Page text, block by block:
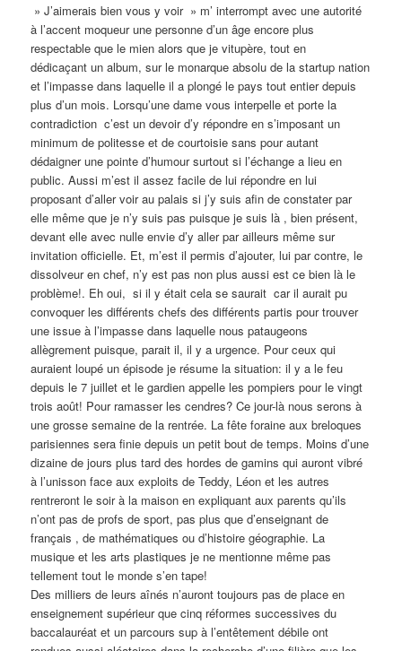
» J’aimerais bien vous y voir » m’ interrompt avec une autorité
à l’accent moqueur une personne d’un âge encore plus
respectable que le mien alors que je vitupère, tout en
dédicaçant un album, sur le monarque absolu de la startup nation
et l’impasse dans laquelle il a plongé le pays tout entier depuis
plus d’un mois. Lorsqu’une dame vous interpelle et porte la
contradiction c’est un devoir d’y répondre en s’imposant un
minimum de politesse et de courtoisie sans pour autant
dédaigner une pointe d’humour surtout si l’échange a lieu en
public. Aussi m’est il assez facile de lui répondre en lui
proposant d’aller voir au palais si j’y suis afin de constater par
elle même que je n’y suis pas puisque je suis là , bien présent,
devant elle avec nulle envie d’y aller par ailleurs même sur
invitation officielle. Et, m’est il permis d’ajouter, lui par contre, le
dissolveur en chef, n’y est pas non plus aussi est ce bien là le
problème!. Eh oui, si il y était cela se saurait car il aurait pu
convoquer les différents chefs des différents partis pour trouver
une issue à l’impasse dans laquelle nous pataugeons
allègrement puisque, parait il, il y a urgence. Pour ceux qui
auraient loupé un épisode je résume la situation: il y a le feu
depuis le 7 juillet et le gardien appelle les pompiers pour le vingt
trois août! Pour ramasser les cendres? Ce jour-là nous serons à
une grosse semaine de la rentrée. La fête foraine aux breloques
parisiennes sera finie depuis un petit bout de temps. Moins d’une
dizaine de jours plus tard des hordes de gamins qui auront vibré
à l’unisson face aux exploits de Teddy, Léon et les autres
rentreront le soir à la maison en expliquant aux parents qu’ils
n’ont pas de profs de sport, pas plus que d’enseignant de
français , de mathématiques ou d’histoire géographie. La
musique et les arts plastiques je ne mentionne même pas
tellement tout le monde s’en tape!
Des milliers de leurs aînés n’auront toujours pas de place en
enseignement supérieur que cinq réformes successives du
baccalauréat et un parcours sup à l’entêtement débile ont